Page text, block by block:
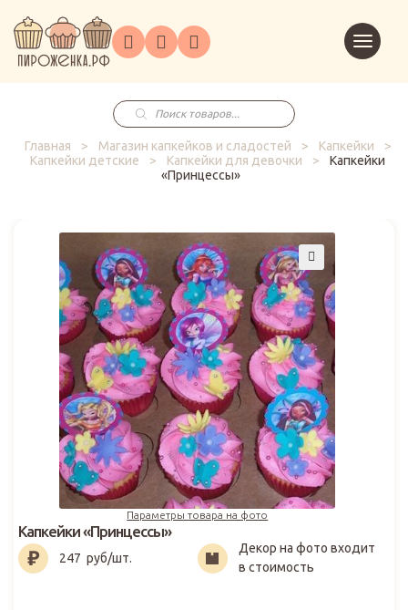
ГлавнаяКаталог
на
заказ
Праздники
Корпоративным
клиентам
в
корзину
Поиск
товаров
Главная
> Магазин капкейков и сладостей > Капкейки
>
Капкейки детские
> Капкейки для девочки >
Капкейки
«Принцессы»
Параметры товара на фото
247₽
Капкейки «Принцессы»
247 руб/шт.
Декор на фото входит
в стоимость